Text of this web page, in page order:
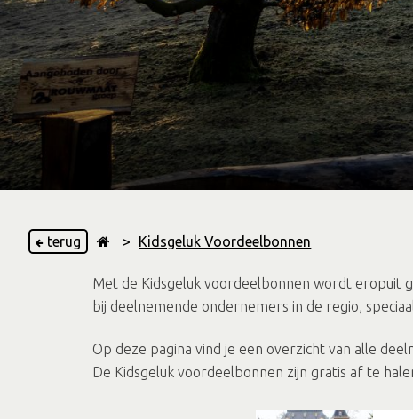
terug > Kidsgeluk Voordeelbonnen
Met de Kidsgeluk voordeelbonnen wordt eropuit
bij deelnemende ondernemers in de regio,
Op deze pagina vind je een overzicht van alle
De Kidsgeluk voordeelbonnen zijn gratis af te